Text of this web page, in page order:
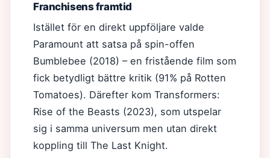
Franchisens framtid
Istället för en direkt uppföljare valde
Paramount att satsa på spin-offen
Bumblebee (2018) – en fristående film som
fick betydligt bättre kritik (91% på Rotten
Tomatoes). Därefter kom Transformers:
Rise of the Beasts (2023), som utspelar
sig i samma universum men utan direkt
koppling till The Last Knight.